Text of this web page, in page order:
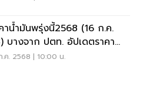
าน้ำมันพรุ่งนี้2568 (16 ก.ค.
บางจาก ปตท. อัปเดตราคา
ด
.ค. 2568 | 10:00 น.